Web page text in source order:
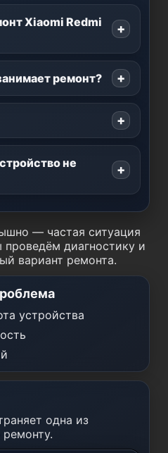
Xiaomi Redmi
ремонт?
не
— частая ситуация
диагностику и
вариант ремонта.
устройства
одна из